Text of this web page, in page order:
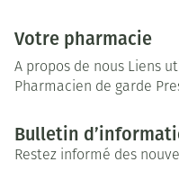
Votre pharmacie
A propos de nous Liens
Pharmacien de garde
Bulletin
Restez informé des